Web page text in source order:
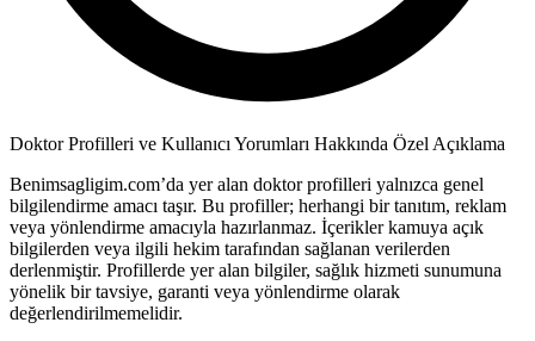
Doktor Profilleri ve Kullanıcı Yorumları Hakkında Özel Açıklama
Benimsagligim.com’da yer alan doktor profilleri yalnızca genel
bilgilendirme amacı taşır. Bu profiller; herhangi bir tanıtım, reklam
veya yönlendirme amacıyla hazırlanmaz. İçerikler kamuya açık
bilgilerden veya ilgili hekim tarafından sağlanan verilerden
derlenmiştir. Profillerde yer alan bilgiler, sağlık hizmeti sunumuna
yönelik bir tavsiye, garanti veya yönlendirme olarak
değerlendirilmemelidir.